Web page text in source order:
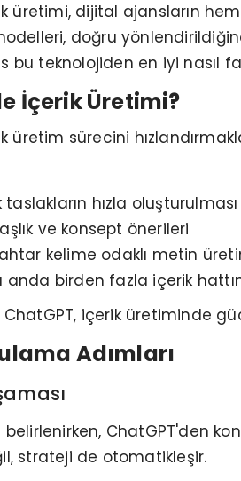
üretimi, dijital ajansların
doğru
bu teknolojiden en iyi nasıl
İçerik Üretimi?
üretim sürecini
hızla oluşturulması
ve konsept önerileri
kelime odaklı metin
anda birden fazla içerik
içerik üretiminde
Adımları
ChatGPT'den
strateji de otomatikleşir.